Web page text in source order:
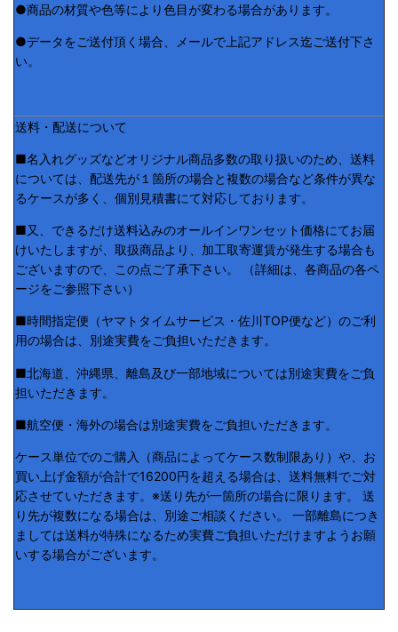
●商品の材質や色等により色目が変わる場合があります。
●データをご送付頂く場合、メールで上記アドレス迄ご送付下さ
い。
送料・配送について
■名入れグッズなどオリジナル商品多数の取り扱いのため、送料
については、配送先が１箇所の場合と複数の場合など条件が異な
るケースが多く、個別見積書にて対応しております。
■又、できるだけ送料込みのオールインワンセット価格にてお届
けいたしますが、取扱商品より、加工取寄運賃が発生する場合も
ございますので、この点ご了承下さい。 （詳細は、各商品の各ペ
ージをご参照下さい）
■時間指定便（ヤマトタイムサービス・佐川TOP便など）のご利
用の場合は、別途実費をご負担いただきます。
■北海道、沖縄県、離島及び一部地域については別途実費をご負
担いただきます。
■航空便・海外の場合は別途実費をご負担いただきます。
ケース単位でのご購入（商品によってケース数制限あり）や、お
買い上げ金額が合計で16200円を超える場合は、送料無料でご対
応させていただきます。※送り先が一箇所の場合に限ります。 送
り先が複数になる場合は、別途ご相談ください。 一部離島につき
ましては送料が特殊になるため実費ご負担いただけますようお願
いする場合がございます。